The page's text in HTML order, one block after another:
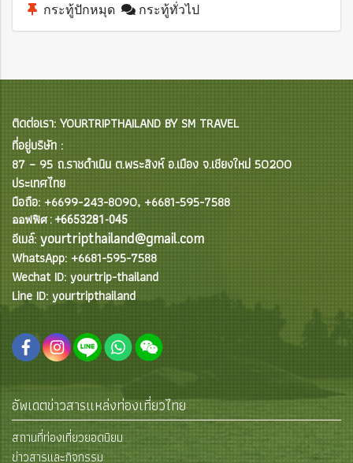
กระทู้ปักหมุด กระทู้ทั่วไป
ติดต่อเรา: YOURTRIPTHAILAND BY SM TRAVEL
ที่อยู่บริษัท :
87 – 95 ถ.ราชดำเนิน ต.พระสิงห์ อ.เมือง จ.เชียงใหม่ 50200
ประเทศไทย
มือถือ: +6699-243-8090, +6681-595-7588
ออฟฟิศ : +6653281-045
อีเมล์: yourtripthailand@gmail.com
WhatsApp: +6681-595-7588
Wechat ID: yourtrip-thailand
Line ID: yourtripthailand
อัพเดตข่าวสารแหล่งท่องเที่ยวไทย
สถานที่ท่องเที่ยวยอดนิยม
ข่าวสารและกิจกรรม